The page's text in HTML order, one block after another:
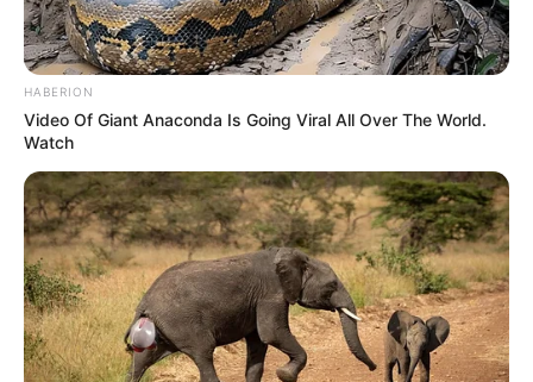
HABERION
Video Of Giant Anaconda Is Going Viral All Over The World.
Watch